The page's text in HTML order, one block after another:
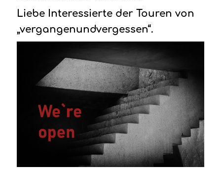
Liebe Interessierte der Touren von
„vergangenundvergessen“.